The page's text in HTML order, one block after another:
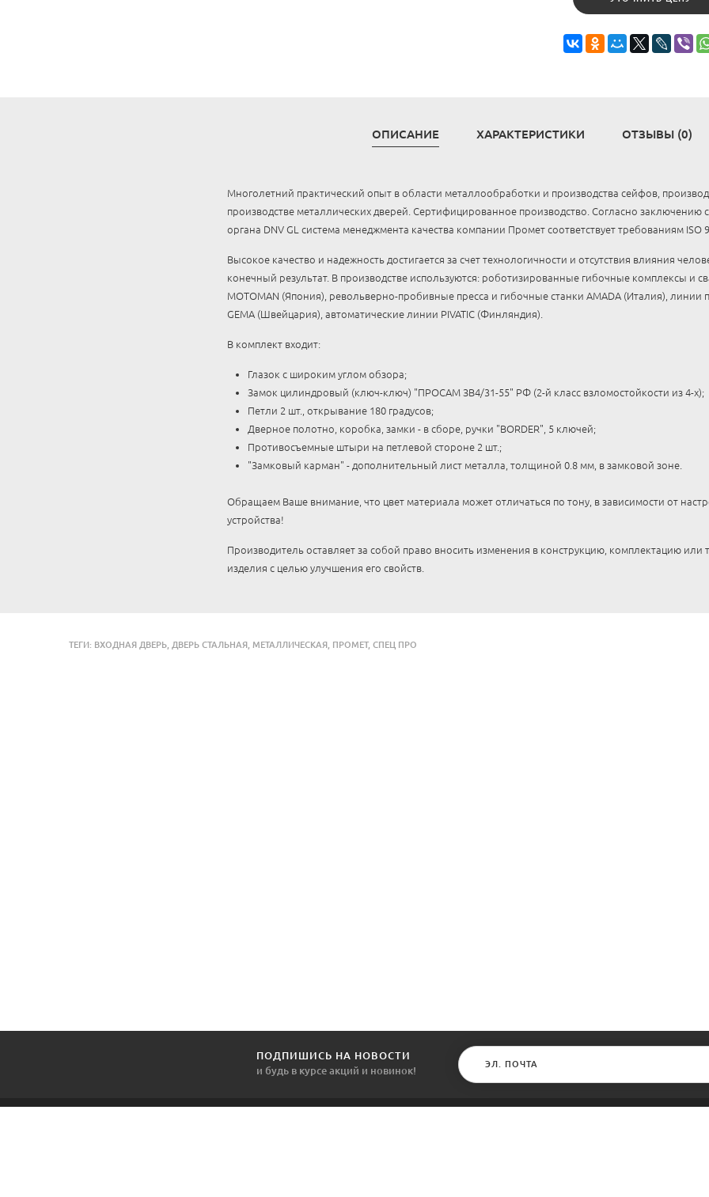
ОПИСАНИЕ ХАРАКТЕРИСТИКИ ОТЗЫВЫ (0)
Многолетний практический опыт в области металлообработки и производства сейфов,
производстве металлических дверей. Сертифицированное производство. Согласно заключению
органа DNV GL система менеджмента качества компании Промет соответствует требованиям ISO
Высокое качество и надежность достигается за счет технологичности и отсутствия влияния
конечный результат. В производстве используются: роботизированные гибочные комплексы и
MOTOMAN (Япония), револьверно-пробивные пресса и гибочные станки AMADA (Италия), линии
GEMA (Швейцария), автоматические линии PIVATIC (Финляндия).
В комплект входит:
Глазок с широким углом обзора;
Замок цилиндровый (ключ-ключ) "ПРОСАМ ЗВ4/31-55" РФ (2-й класс взломостойкости из 4-х);
Петли 2 шт., открывание 180 градусов;
Дверное полотно, коробка, замки - в сборе, ручки "BORDER", 5 ключей;
Противосъемные штыри на петлевой стороне 2 шт.;
"Замковый карман" - дополнительный лист металла, толщиной 0.8 мм, в замковой зоне.
Обращаем Ваше внимание, что цвет материала может отличаться по тону, в зависимости от
устройства!
Производитель оставляет за собой право вносить изменения в конструкцию, комплектацию или
изделия с целью улучшения его свойств.
ТЕГИ: ВХОДНАЯ ДВЕРЬ ДВЕРЬ СТАЛЬНАЯ МЕТАЛЛИЧЕСКАЯ ПРОМЕТ, СПЕЦ ПРО
ПОДПИШИСЬ НА НОВОСТИ
и будь в курсе акций и новинок!